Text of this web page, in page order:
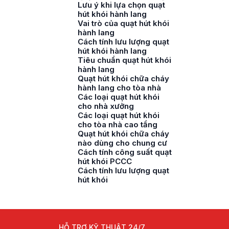
Lưu ý khi lựa chọn quạt
hút khói hành lang
Vai trò của quạt hút khói
hành lang
Cách tính lưu lượng quạt
hút khói hành lang
Tiêu chuẩn quạt hút khói
hành lang
Quạt hút khói chữa cháy
hành lang cho tòa nhà
Các loại quạt hút khói
cho nhà xưởng
Các loại quạt hút khói
cho tòa nhà cao tầng
Quạt hút khói chữa cháy
nào dùng cho chung cư
Cách tính công suất quạt
hút khói PCCC
Cách tính lưu lượng quạt
hút khói
HỖ TRỢ KỸ THUẬT 24/7